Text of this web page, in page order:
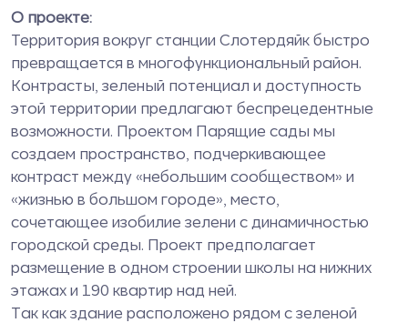
О проекте:
Территория вокруг станции Слотердяйк быстро
превращается в многофункциональный район.
Контрасты, зеленый потенциал и доступность
этой территории предлагают беспрецедентные
возможности. Проектом Парящие сады мы
создаем пространство, подчеркивающее
контраст между «небольшим сообществом» и
«жизнью в большом городе», место,
сочетающее изобилие зелени с динамичностью
городской среды. Проект предполагает
размещение в одном строении школы на нижних
этажах и 190 квартир над ней.
Так как здание расположено рядом с зеленой